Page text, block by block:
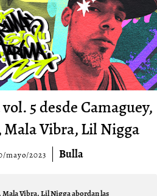
5 desde Camaguey,
Mala Vibra, Lil Nigga
mayo/2023 Bulla
Vibra, Lil Nigga abordan las